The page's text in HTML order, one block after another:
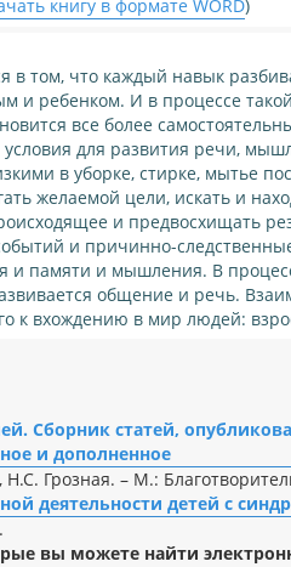
книгу в формате WORD)
в том, что каждый навык
и ребенком. И в процессе
все более
для развития речи,
в уборке, стирке, мытье
желаемой цели, искать и
и предвосхищать
и причинно-
и памяти и мышления. В
общение и речь.
к вхождению в мир людей:
Сборник статей,
и дополненное
Грозная. – М.:
деятельности детей с
вы можете найти